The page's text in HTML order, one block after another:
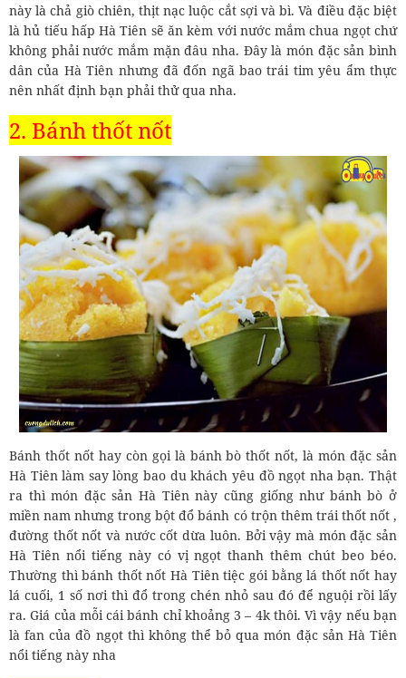
này là chả giò chiên, thịt nạc luộc cắt sợi và bì. Và điều đặc biệt
là hủ tiếu hấp Hà Tiên sẽ ăn kèm với nước mắm chua ngọt chứ
không phải nước mắm mặn đâu nha. Đây là món đặc sản bình
dân của Hà Tiên nhưng đã đốn ngã bao trái tim yêu ẩm thực
nên nhất định bạn phải thử qua nha.
2. Bánh thốt nốt
Bánh thốt nốt hay còn gọi là bánh bò thốt nốt, là món đặc sản
Hà Tiên làm say lòng bao du khách yêu đồ ngọt nha bạn. Thật
ra thì món đặc sản Hà Tiên này cũng giống như bánh bò ở
miền nam nhưng trong bột đổ bánh có trộn thêm trái thốt nốt ,
đường thốt nốt và nước cốt dừa luôn. Bởi vậy mà món đặc sản
Hà Tiên nổi tiếng này có vị ngọt thanh thêm chút beo béo.
Thường thì bánh thốt nốt Hà Tiên tiệc gói bằng lá thốt nốt hay
lá cuối, 1 số nơi thì đổ trong chén nhỏ sau đó để nguội rồi lấy
ra. Giá của mỗi cái bánh chỉ khoảng 3 – 4k thôi. Vì vậy nếu bạn
là fan của đồ ngọt thì không thể bỏ qua món đặc sản Hà Tiên
nổi tiếng này nha